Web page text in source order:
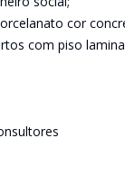
cor
com piso